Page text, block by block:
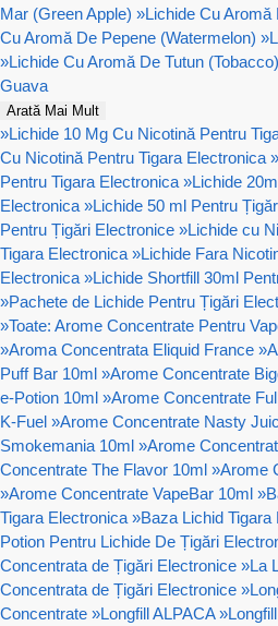
Mar (Green Apple) »Lichide Cu Aromă
Cu Aromă De Pepene (Watermelon) »
»Lichide Cu Aromă De Tutun (Tobacco)
Guava
Arată Mai Mult
»Lichide 10 Mg Cu Nicotină Pentru
Cu Nicotină Pentru Tigara Electronica »
Pentru Tigara Electronica »Lichide
Electronica »Lichide 50 ml Pentru
Pentru Țigări Electronice »Lichide cu
Tigara Electronica »Lichide Fara
Electronica »Lichide Shortfill 30ml
»Pachete de Lichide Pentru Țigări
»Toate: Arome Concentrate Pentru
»Aroma Concentrata Eliquid France »
Puff Bar 10ml »Arome Concentrate
e-Potion 10ml »Arome Concentrate
K-Fuel »Arome Concentrate Nasty
Smokemania 10ml »Arome
Concentrate The Flavor 10ml »Arome
»Arome Concentrate VapeBar 10ml »
Tigara Electronica »Baza Lichid
Potion Pentru Lichide De Țigări
Concentrata de Țigări Electronice »La
Concentrata de Țigări Electronice »
Concentrate »Longfill ALPACA »